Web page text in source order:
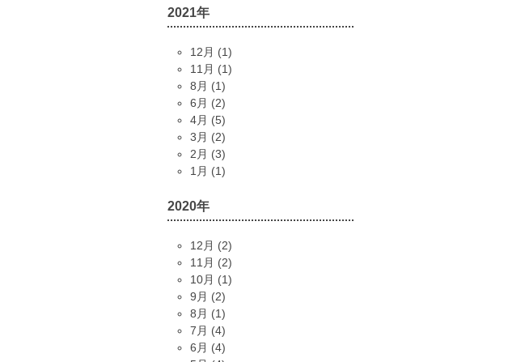
2021年
12月 (1)
11月 (1)
8月 (1)
6月 (2)
4月 (5)
3月 (2)
2月 (3)
1月 (1)
2020年
12月 (2)
11月 (2)
10月 (1)
9月 (2)
8月 (1)
7月 (4)
6月 (4)